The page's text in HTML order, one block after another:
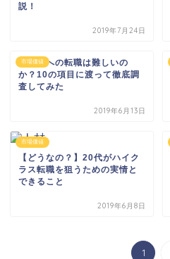
説！
2019年7月24日
市場価値
管理職への転職は難しいの
か？10の項目に渡って徹底調
査してみた
2019年6月13日
市場価値
【どうなの？】20代がハイク
ラス転職を狙うための実情と
できること
2019年6月8日
1